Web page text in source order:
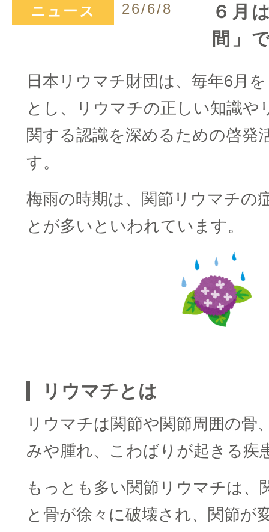
ニュース 26/6/8
６月
間」
日本リウマチ財団は、毎年6月
とし、リウマチの正しい知識や
関する認識を深めるための啓発
す。
梅雨の時期は、関節リウマチの
とが多いといわれています。
リウマチとは
リウマチは関節や関節周囲の骨
みや腫れ、こわばりが起きる疾
もっとも多い関節リウマチは、
と骨が徐々に破壊され、関節が